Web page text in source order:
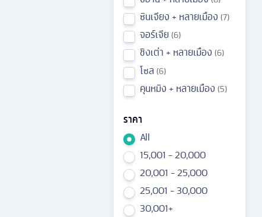
ซินเจียง + หลายเมือง 7
จอร์เจีย 6
ชิงเต่า + หลายเมือง 6
โซล 6
คุนหมิง + หลายเมือง 5
ราคา
All
15,001 - 20,000
20,001 - 25,000
25,001 - 30,000
30,001+